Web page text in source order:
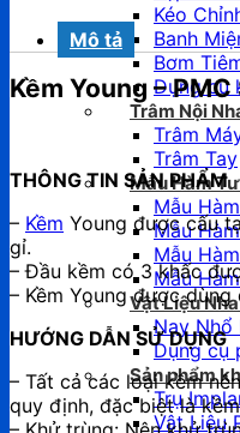
Kéo
Banh
Bơm
Dụng cụ
Trâm Nội
Trâm
Trâm Tay
Mẫu Hàm
Mẫu
Mẫu
Mẫu
Mẫu
Vật Liệu
Nạy Nhổ
Dụng cụ
Sản phẩm
Trụ
Vật Liệu
Mô tả
Kềm Young – PMC
THÔNG TIN SẢN PHẨM
– Kềm Young được cấu
gỉ.
– Đầu kềm có 3 khấc
– Kềm Young được
HƯỚNG DẪN SỬ DỤNG
– Tất cả các loại kềm
quy định, đặc biệt là